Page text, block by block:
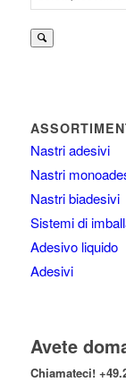
Nastri adesivi
Nastri
Nastri biadesivi
Sistemi di
Adesivo liquido
Adesivi
Avete
Chiamateci!